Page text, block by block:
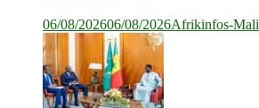
06/08/202606/08/2026Afrikinfos-Mali